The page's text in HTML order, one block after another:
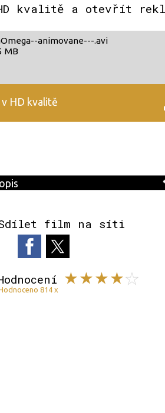
kvalitě a otevřít
animovane---.avi
MB
HD kvalitě
film na síti
814 x